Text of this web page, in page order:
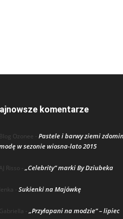
komentarze
Blog Ozonee - Pastele i barwy ziemi
w sezonie wiosna-lato 2015
Risso - „Celebrity” marki By Dziubeka
lenka - Sukienki na Majówkę
Gabriella - „Przyłapani na modzie” – lipiec